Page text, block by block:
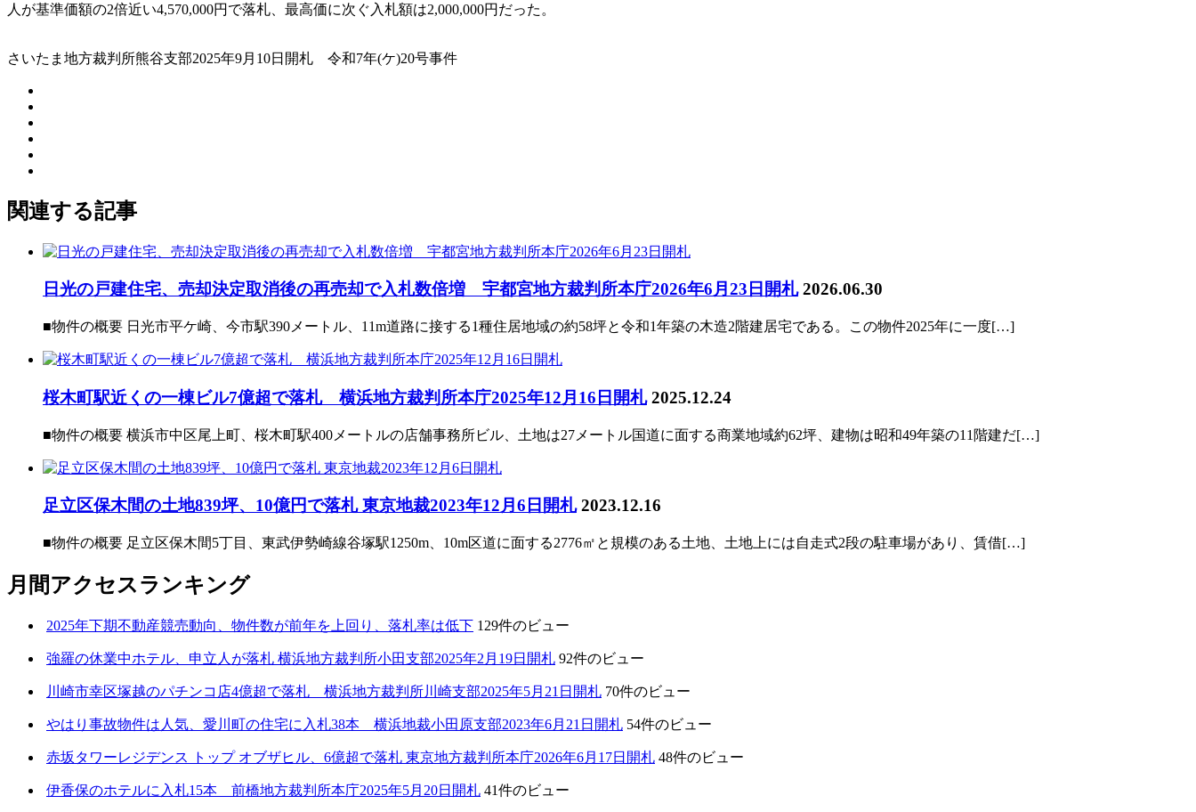
人が基準価額の2倍近い4,570,000円で落札、最高価に次ぐ入札額は2,000,000円だった。
さいたま地方裁判所熊谷支部2025年9月10日開札 令和7年(ケ)20号事件
関連する記事
日光の戸建住宅、売却決定取消後の再売却で入札数倍増 宇都宮地方裁判所本庁2026年6月23日開札 2026.06.30
■物件の概要 日光市平ケ崎、今市駅390メートル、11m道路に接する1種住居地域の約58坪と令和1年築の木造2階建居宅である。この物件2025年に一度[…]
桜木町駅近くの一棟ビル7億超で落札 横浜地方裁判所本庁2025年12月16日開札 2025.12.24
■物件の概要 横浜市中区尾上町、桜木町駅400メートルの店舗事務所ビル、土地は27メートル国道に面する商業地域約62坪、建物は昭和49年築の11階建だ[…]
足立区保木間の土地839坪、10億円で落札 東京地裁2023年12月6日開札 2023.12.16
■物件の概要 足立区保木間5丁目、東武伊勢崎線谷塚駅1250m、10m区道に面する2776㎡と規模のある土地、土地上には自走式2段の駐車場があり、賃借[…]
月間アクセスランキング
2025年下期不動産競売動向、物件数が前年を上回り、落札率は低下 129件のビュー
強羅の休業中ホテル、申立人が落札 横浜地方裁判所小田支部2025年2月19日開札 92件のビュー
川崎市幸区塚越のパチンコ店4億超で落札 横浜地方裁判所川崎支部2025年5月21日開札 70件のビュー
やはり事故物件は人気、愛川町の住宅に入札38本 横浜地裁小田原支部2023年6月21日開札 54件のビュー
赤坂タワーレジデンス トップ オブザヒル、6億超で落札 東京地方裁判所本庁2026年6月17日開札 48件のビュー
伊香保のホテルに入札15本 前橋地方裁判所本庁2025年5月20日開札 41件のビュー